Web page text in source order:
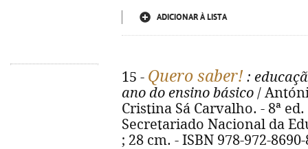
ADICIONAR À LISTA
15 - Quero saber! :
ano do ensino básico /
Cristina Sá Carvalho. - 8ª
Secretariado Nacional da
; 28 cm. - ISBN 978-972-